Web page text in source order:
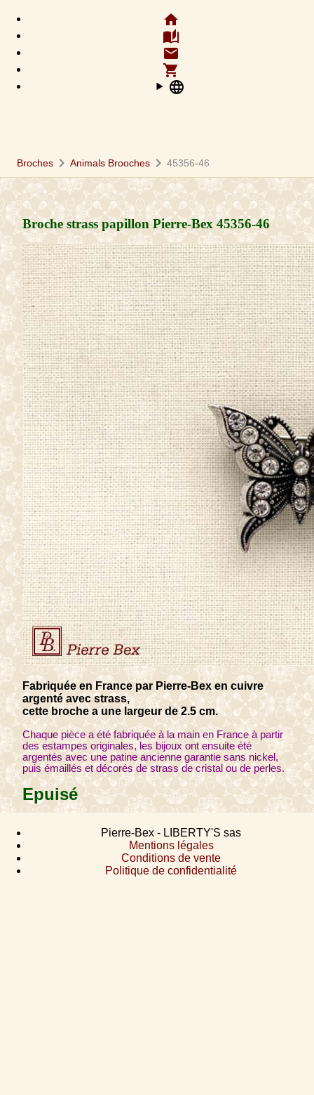
home
auto_stories
email
shopping_cart
language
Broches chevron_right Animals Brooches chevron_right 45356-46
Broche strass papillon Pierre-Bex45356-46
Fabriquée en France par Pierre-Bex en cuivre
argenté avec strass,
cette broche a une largeur de 2.5 cm.
Chaque pièce a été fabriquée à la main en France à partir
des estampes originales, les bijoux ont ensuite été
argentés avec une patine ancienne garantie sans nickel,
puis émaillés et décorés de strass de cristal ou de perles.
Epuisé
Pierre-Bex - LIBERTY'S sas
Mentions légales
Conditions de vente
Politique de confidentialité